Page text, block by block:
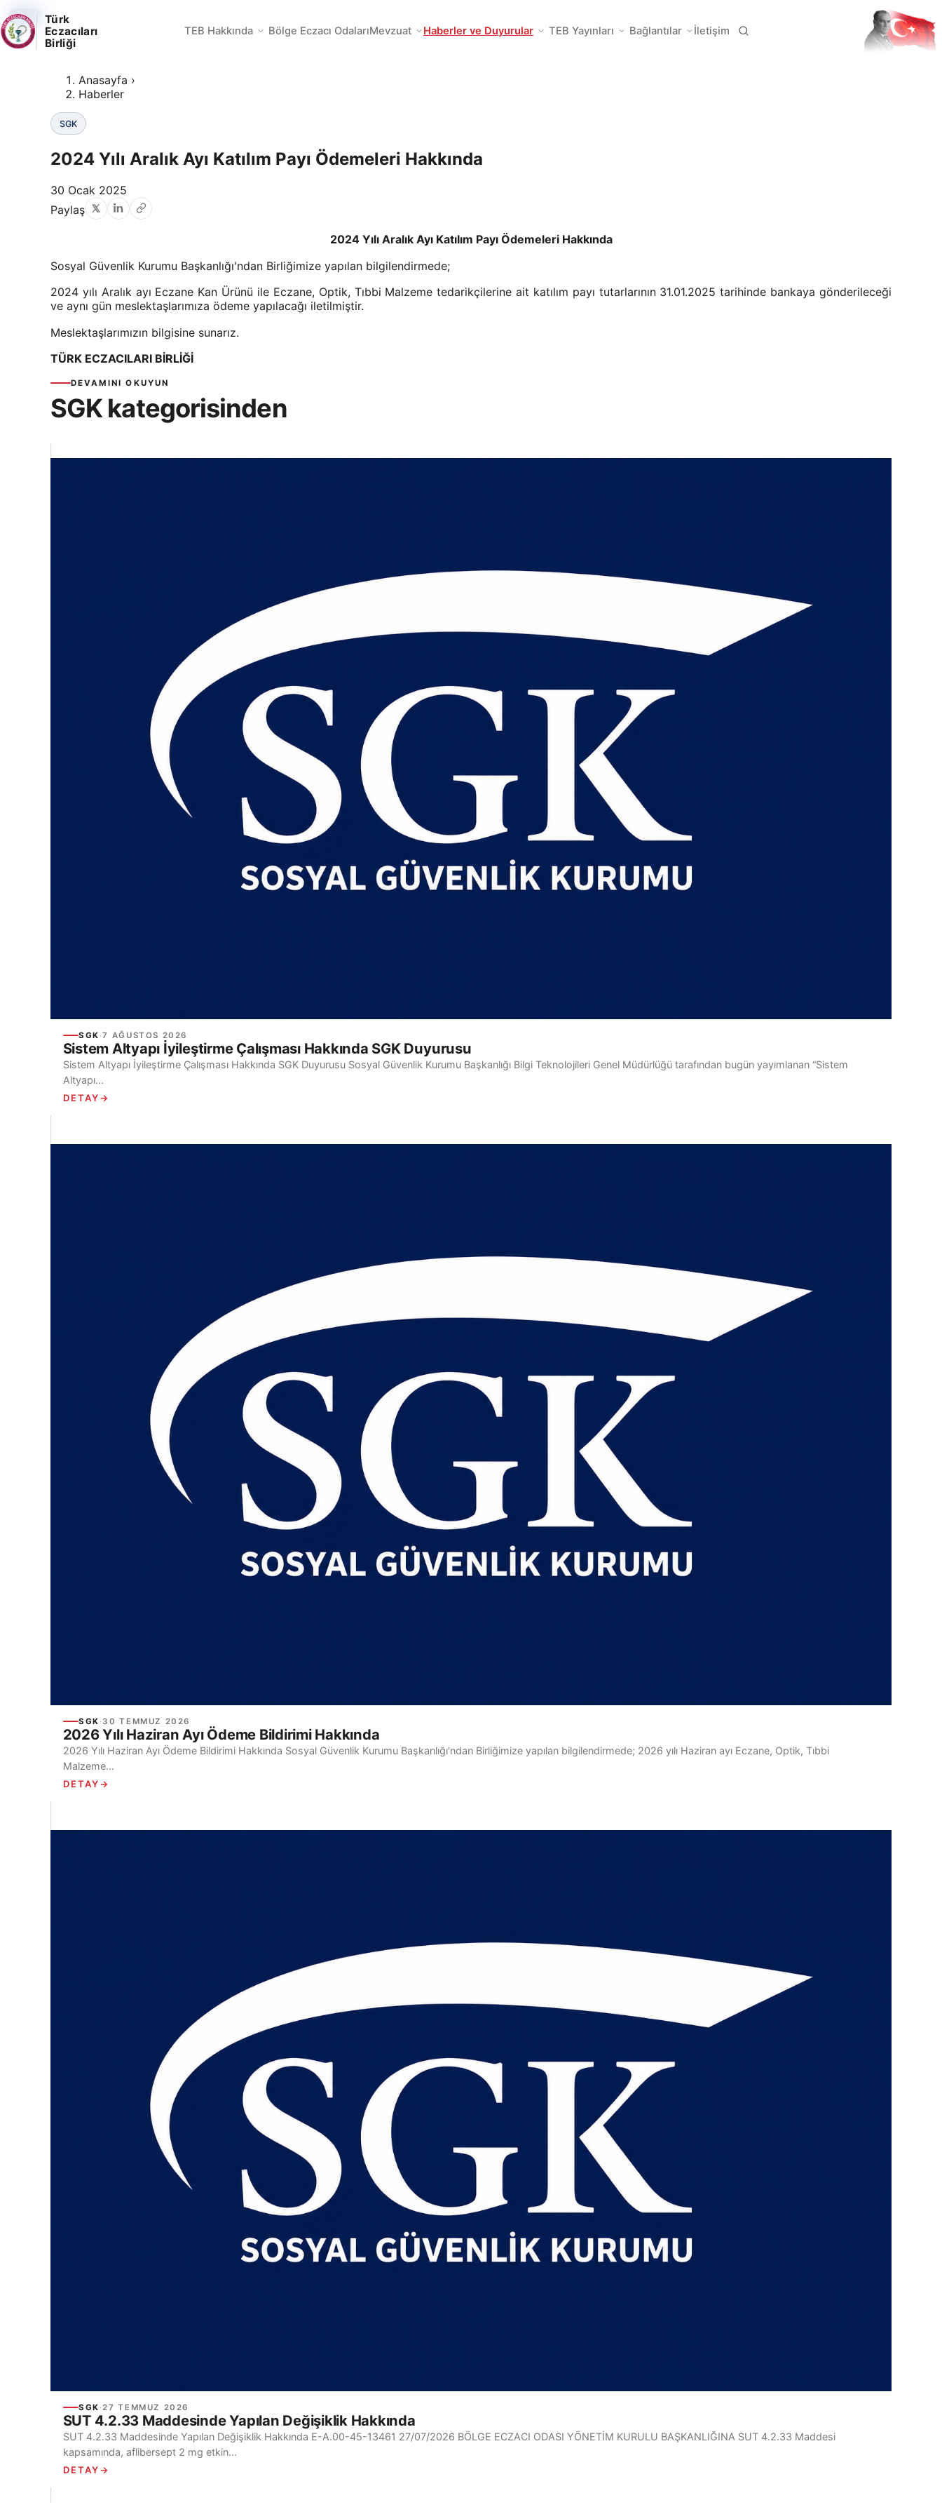
Türk
Eczacıları
Birliği
TEB Hakkında Bölge Eczacı OdalarıMevzuat Haberler ve Duyurular TEB Yayınları Bağlantılar İletişim
Anasayfa ›
Haberler
SGK
2024 Yılı Aralık Ayı Katılım Payı Ödemeleri Hakkında
30 Ocak 2025
Paylaş
2024 Yılı Aralık Ayı Katılım Payı Ödemeleri Hakkında
Sosyal Güvenlik Kurumu Başkanlığı'ndan Birliğimize yapılan bilgilendirmede;
2024 yılı Aralık ayı Eczane Kan Ürünü ile Eczane, Optik, Tıbbi Malzeme tedarikçilerine ait katılım payı tutarlarının 31.01.2025 tarihinde bankaya gönderileceği
ve aynı gün meslektaşlarımıza ödeme yapılacağı iletilmiştir.
Meslektaşlarımızın bilgisine sunarız.
TÜRK ECZACILARI BİRLİĞİ
DEVAMINI OKUYUN
SGK kategorisinden
SGK
SGK ·7 AĞUSTOS 2026
Sistem Altyapı İyileştirme Çalışması Hakkında SGK Duyurusu
Sistem Altyapı İyileştirme Çalışması Hakkında SGK Duyurusu Sosyal Güvenlik Kurumu Başkanlığı Bilgi Teknolojileri Genel Müdürlüğü tarafından bugün yayımlanan “Sistem
Altyapı...
DETAY→
SGK
SGK ·30 TEMMUZ 2026
2026 Yılı Haziran Ayı Ödeme Bildirimi Hakkında
2026 Yılı Haziran Ayı Ödeme Bildirimi Hakkında Sosyal Güvenlik Kurumu Başkanlığı'ndan Birliğimize yapılan bilgilendirmede; 2026 yılı Haziran ayı Eczane, Optik, Tıbbi
Malzeme...
DETAY→
SGK
SGK ·27 TEMMUZ 2026
SUT 4.2.33 Maddesinde Yapılan Değişiklik Hakkında
SUT 4.2.33 Maddesinde Yapılan Değişiklik Hakkında E-A.00-45-13461 27/07/2026 BÖLGE ECZACI ODASI YÖNETİM KURULU BAŞKANLIĞINA SUT 4.2.33 Maddesi
kapsamında, aflibersept 2 mg etkin...
DETAY→